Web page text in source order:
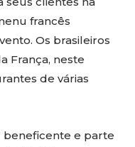
francês
Os brasileiros
França, neste
de várias
e parte